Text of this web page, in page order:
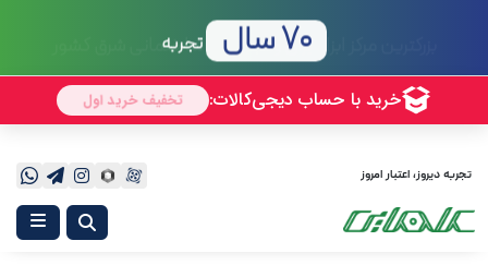
70 سال تجربه
تجربه دیروز، اعتبار امروز